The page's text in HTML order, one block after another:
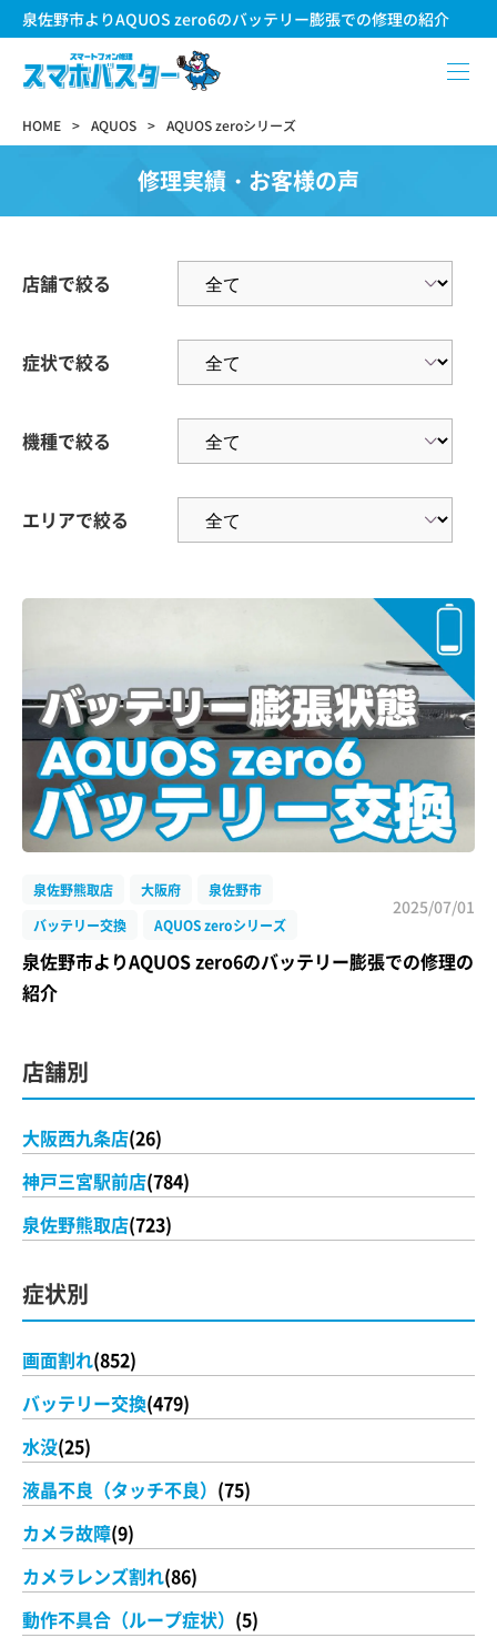
泉佐野市よりAQUOS zero6のバッテリー膨張での修理の紹介
HOME AQUOS AQUOS zeroシリーズ
修理実績・お客様の声
店舗で絞る
症状で絞る
機種で絞る
エリアで絞る
泉佐野熊取店 大阪府
泉佐野市
バッテリー交換
AQUOS zeroシリーズ
2025/07/01
泉佐野市よりAQUOS zero6のバッテリー膨張での修理の
紹介
店舗別
大阪西九条店(26)
神戸三宮駅前店(784)
泉佐野熊取店(723)
症状別
画面割れ(852)
バッテリー交換(479)
水没(25)
液晶不良（タッチ不良） (75)
カメラ故障(9)
カメラレンズ割れ(86)
動作不具合（ループ症状） (5)